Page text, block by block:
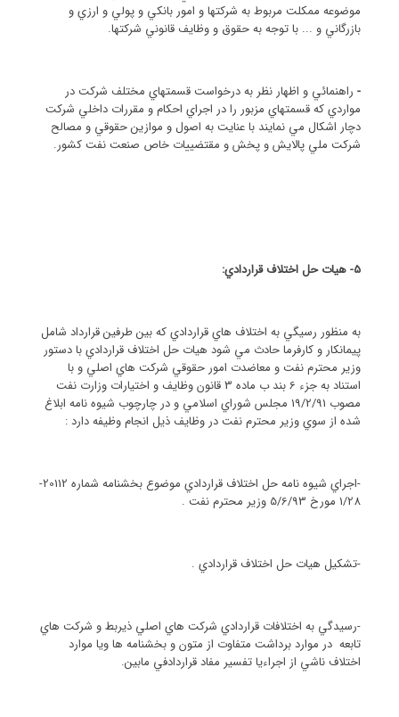
موضوعه ممكلت مربوط به شركتها و امور بانكي و پولي و ارزي و
بازرگاني و ... با توجه به حقوق و وظايف قانوني شركتها.
- راهنمائي و اظهار نظر به درخواست قسمتهاي مختلف شركت در
مواردي كه قسمتهاي مزبور را در اجراي احكام و مقررات داخلي شركت
دچار اشكال مي نمايند با عنايت به اصول و موازين حقوقي و مصالح
شركت ملي پالايش و پخش و مقتضييات خاص صنعت نفت كشور.
5- هيات حل اختلاف قراردادي:
به منظور رسيگي به اختلاف هاي قراردادي كه بين طرفين قرارداد شامل
پيمانكار و كارفرما حادث مي شود هيات حل اختلاف قراردادي با دستور
وزير محترم نفت و معاضدت امور حقوقي شركت هاي اصلي و با
استناد به جزء 6 بند ب ماده 3 قانون وظايف و اختيارات وزارت نفت
مصوب 19/2/91 مجلس شوراي اسلامي و در چارچوب شيوه نامه ابلاغ
شده از سوي وزير محترم نفت در وظايف ذيل انجام وظيفه دارد :
-اجراي شيوه نامه حل اختلاف قراردادي موضوع بخشنامه شماره 20112-
1/28 مورخ 5/6/93 وزير محترم نفت .
-تشكيل هيات حل اختلاف قراردادي .
-رسيدگي به اختلافات قراردادي شركت هاي اصلي ذيربط و شركت هاي
تابعه در موارد برداشت متفاوت از متون و بخشنامه ها ويا موارد
اختلاف ناشي از اجراءيا تفسير مفاد قراردادفي مابين.